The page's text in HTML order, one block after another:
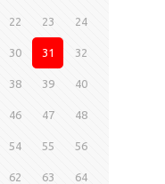
22 23 24
30 31 32
38 39 40
46 47 48
54 55 56
62 63 64